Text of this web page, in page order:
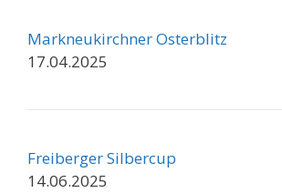
Markneukirchner Osterblitz
17.04.2025
Freiberger Silbercup
14.06.2025